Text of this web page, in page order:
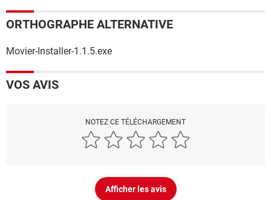
ORTHOGRAPHE ALTERNATIVE
Movier-Installer-1.1.5.exe
VOS AVIS
NOTEZ CE TÉLÉCHARGEMENT
Afficher les avis